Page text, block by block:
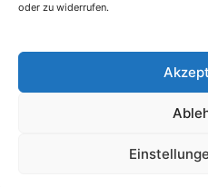
oder zu widerrufen.
Erklärung zur
© S-Markt & Mehrwert &